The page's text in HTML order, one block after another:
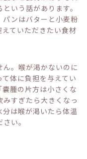
いう話があります。
パンはバターと小麦粉
ていただきたい食材
。喉が渇かないのに
体に負担を与えてい
腫の片方は小さくな
すぎたら大きくなっ
は喉が渇いたら体温
い。